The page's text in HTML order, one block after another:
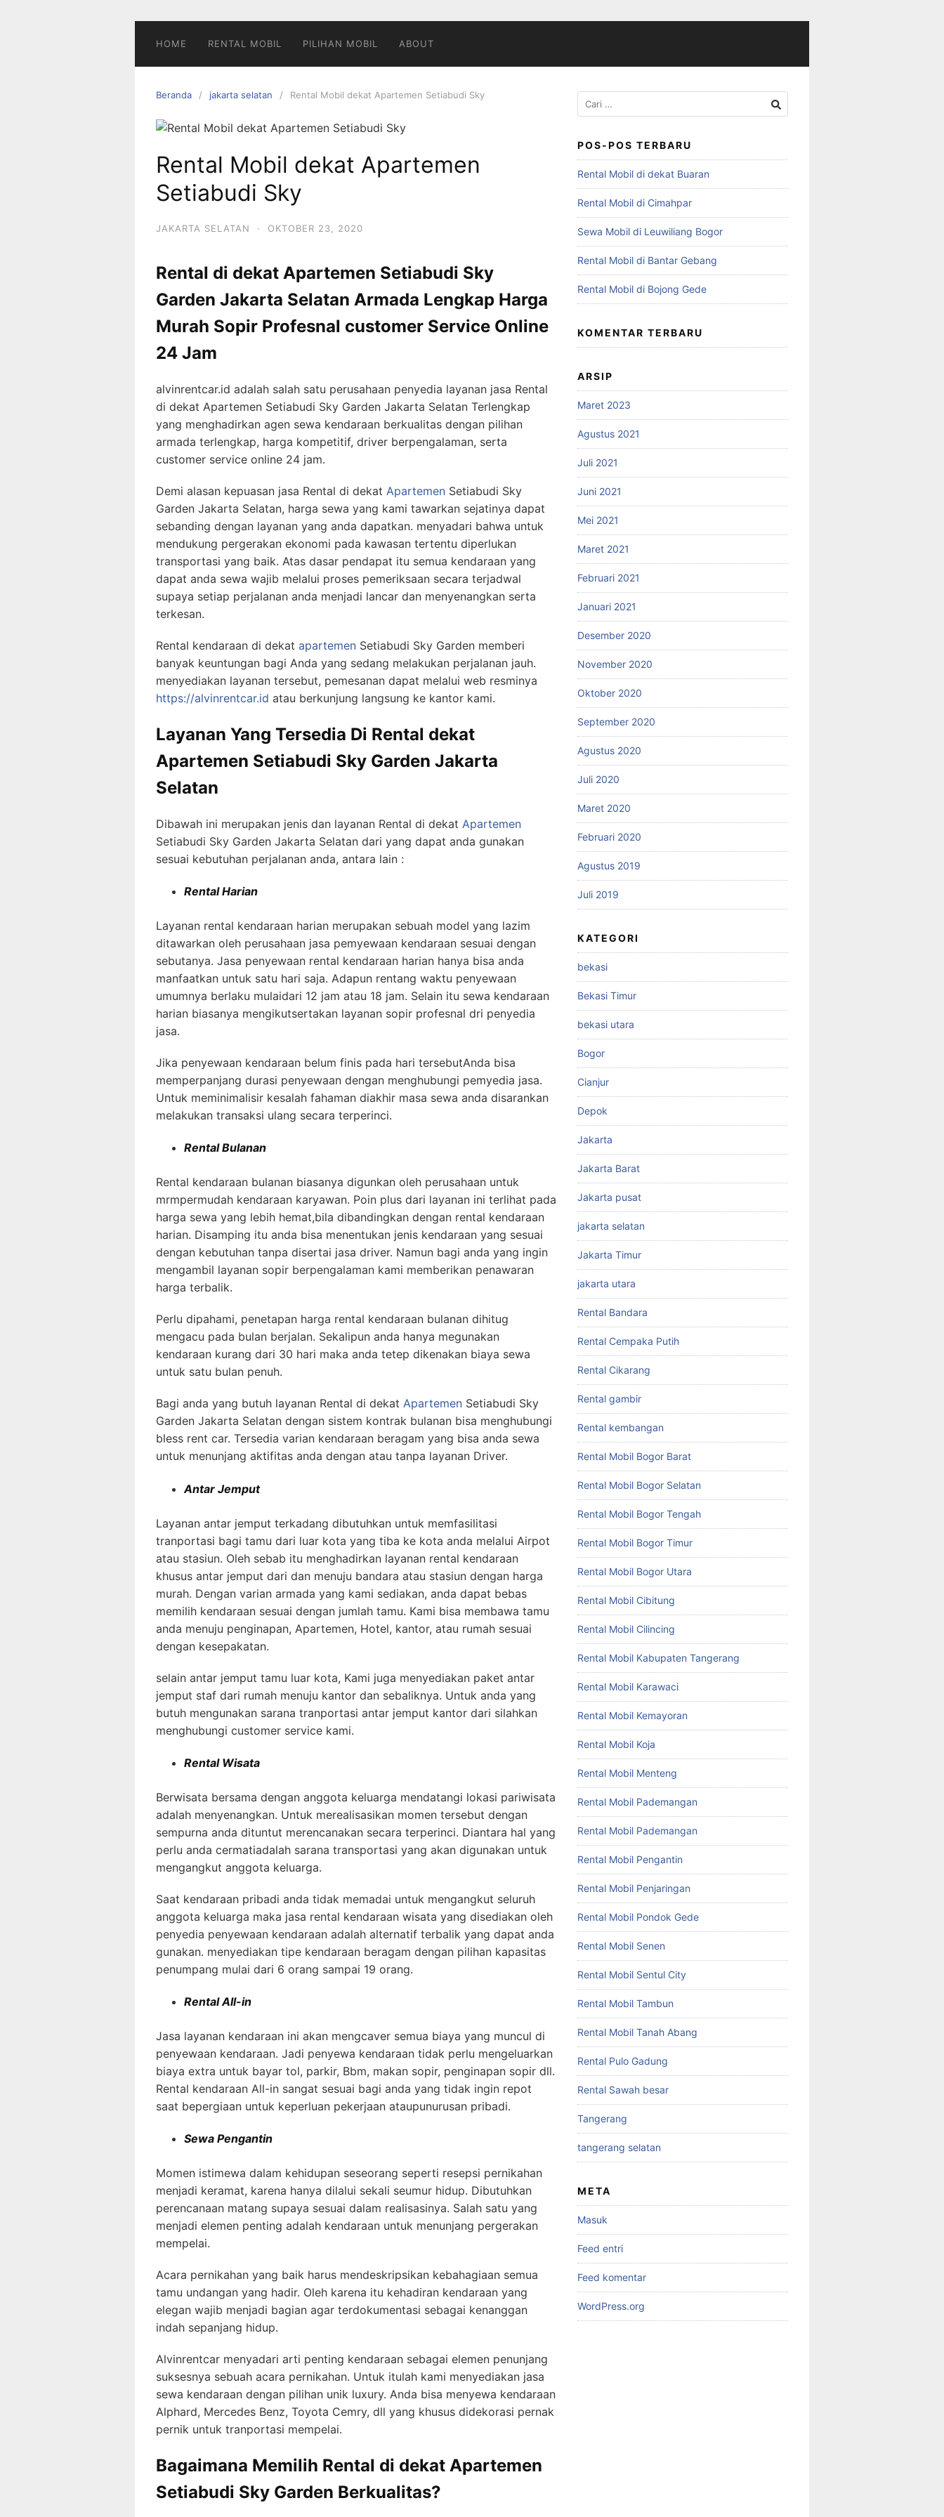
HOME RENTAL MOBIL PILIHAN MOBIL ABOUT
Beranda jakarta selatan Rental Mobil dekat Apartemen Setiabudi Sky
Rental Mobil dekat Apartemen
Setiabudi Sky
JAKARTA SELATAN · OKTOBER 23, 2020
Rental di dekat Apartemen Setiabudi Sky
Garden Jakarta Selatan Armada Lengkap Harga
Murah Sopir Profesnal customer Service Online
24 Jam
alvinrentcar.id adalah salah satu perusahaan penyedia layanan jasa Rental
di dekat Apartemen Setiabudi Sky Garden Jakarta Selatan Terlengkap
yang menghadirkan agen sewa kendaraan berkualitas dengan pilihan
armada terlengkap, harga kompetitif, driver berpengalaman, serta
customer service online 24 jam.
Demi alasan kepuasan jasa Rental di dekat Apartemen Setiabudi Sky
Garden Jakarta Selatan, harga sewa yang kami tawarkan sejatinya dapat
sebanding dengan layanan yang anda dapatkan. menyadari bahwa untuk
mendukung pergerakan ekonomi pada kawasan tertentu diperlukan
transportasi yang baik. Atas dasar pendapat itu semua kendaraan yang
dapat anda sewa wajib melalui proses pemeriksaan secara terjadwal
supaya setiap perjalanan anda menjadi lancar dan menyenangkan serta
terkesan.
Rental kendaraan di dekat apartemen Setiabudi Sky Garden memberi
banyak keuntungan bagi Anda yang sedang melakukan perjalanan jauh.
menyediakan layanan tersebut, pemesanan dapat melalui web resminya
https://alvinrentcar.id atau berkunjung langsung ke kantor kami.
Layanan Yang Tersedia Di Rental dekat
Apartemen Setiabudi Sky Garden Jakarta
Selatan
Dibawah ini merupakan jenis dan layanan Rental di dekat Apartemen
Setiabudi Sky Garden Jakarta Selatan dari yang dapat anda gunakan
sesuai kebutuhan perjalanan anda, antara lain :
Rental Harian
Layanan rental kendaraan harian merupakan sebuah model yang lazim
ditawarkan oleh perusahaan jasa pemyewaan kendaraan sesuai dengan
sebutanya. Jasa penyewaan rental kendaraan harian hanya bisa anda
manfaatkan untuk satu hari saja. Adapun rentang waktu penyewaan
umumnya berlaku mulaidari 12 jam atau 18 jam. Selain itu sewa kendaraan
harian biasanya mengikutsertakan layanan sopir profesnal dri penyedia
jasa.
Jika penyewaan kendaraan belum finis pada hari tersebutAnda bisa
memperpanjang durasi penyewaan dengan menghubungi pemyedia jasa.
Untuk meminimalisir kesalah fahaman diakhir masa sewa anda disarankan
melakukan transaksi ulang secara terperinci.
Rental Bulanan
Rental kendaraan bulanan biasanya digunkan oleh perusahaan untuk
mrmpermudah kendaraan karyawan. Poin plus dari layanan ini terlihat pada
harga sewa yang lebih hemat,bila dibandingkan dengan rental kendaraan
harian. Disamping itu anda bisa menentukan jenis kendaraan yang sesuai
dengan kebutuhan tanpa disertai jasa driver. Namun bagi anda yang ingin
mengambil layanan sopir berpengalaman kami memberikan penawaran
harga terbalik.
Perlu dipahami, penetapan harga rental kendaraan bulanan dihitug
mengacu pada bulan berjalan. Sekalipun anda hanya megunakan
kendaraan kurang dari 30 hari maka anda tetep dikenakan biaya sewa
untuk satu bulan penuh.
Bagi anda yang butuh layanan Rental di dekat Apartemen Setiabudi Sky
Garden Jakarta Selatan dengan sistem kontrak bulanan bisa menghubungi
bless rent car. Tersedia varian kendaraan beragam yang bisa anda sewa
untuk menunjang aktifitas anda dengan atau tanpa layanan Driver.
Antar Jemput
Layanan antar jemput terkadang dibutuhkan untuk memfasilitasi
tranportasi bagi tamu dari luar kota yang tiba ke kota anda melalui Airpot
atau stasiun. Oleh sebab itu menghadirkan layanan rental kendaraan
khusus antar jemput dari dan menuju bandara atau stasiun dengan harga
murah. Dengan varian armada yang kami sediakan, anda dapat bebas
memilih kendaraan sesuai dengan jumlah tamu. Kami bisa membawa tamu
anda menuju penginapan, Apartemen, Hotel, kantor, atau rumah sesuai
dengan kesepakatan.
selain antar jemput tamu luar kota, Kami juga menyediakan paket antar
jemput staf dari rumah menuju kantor dan sebaliknya. Untuk anda yang
butuh mengunakan sarana tranportasi antar jemput kantor dari silahkan
menghubungi customer service kami.
Rental Wisata
Berwisata bersama dengan anggota keluarga mendatangi lokasi pariwisata
adalah menyenangkan. Untuk merealisasikan momen tersebut dengan
sempurna anda dituntut merencanakan secara terperinci. Diantara hal yang
perlu anda cermatiadalah sarana transportasi yang akan digunakan untuk
mengangkut anggota keluarga.
Saat kendaraan pribadi anda tidak memadai untuk mengangkut seluruh
anggota keluarga maka jasa rental kendaraan wisata yang disediakan oleh
penyedia penyewaan kendaraan adalah alternatif terbalik yang dapat anda
gunakan. menyediakan tipe kendaraan beragam dengan pilihan kapasitas
penumpang mulai dari 6 orang sampai 19 orang.
Rental All-in
Jasa layanan kendaraan ini akan mengcaver semua biaya yang muncul di
penyewaan kendaraan. Jadi penyewa kendaraan tidak perlu mengeluarkan
biaya extra untuk bayar tol, parkir, Bbm, makan sopir, penginapan sopir dll.
Rental kendaraan All-in sangat sesuai bagi anda yang tidak ingin repot
saat bepergiaan untuk keperluan pekerjaan ataupunurusan pribadi.
Sewa Pengantin
Momen istimewa dalam kehidupan seseorang seperti resepsi pernikahan
menjadi keramat, karena hanya dilalui sekali seumur hidup. Dibutuhkan
perencanaan matang supaya sesuai dalam realisasinya. Salah satu yang
menjadi elemen penting adalah kendaraan untuk menunjang pergerakan
mempelai.
Acara pernikahan yang baik harus mendeskripsikan kebahagiaan semua
tamu undangan yang hadir. Oleh karena itu kehadiran kendaraan yang
elegan wajib menjadi bagian agar terdokumentasi sebagai kenanggan
indah sepanjang hidup.
Alvinrentcar menyadari arti penting kendaraan sebagai elemen penunjang
suksesnya sebuah acara pernikahan. Untuk itulah kami menyediakan jasa
sewa kendaraan dengan pilihan unik luxury. Anda bisa menyewa kendaraan
Alphard, Mercedes Benz, Toyota Cemry, dll yang khusus didekorasi pernak
pernik untuk tranportasi mempelai.
Bagaimana Memilih Rental di dekat Apartemen
Setiabudi Sky Garden Berkualitas?
Cari
untuk:
POS-POS TERBARU
Rental Mobil di dekat Buaran
Rental Mobil di Cimahpar
Sewa Mobil di Leuwiliang Bogor
Rental Mobil di Bantar Gebang
Rental Mobil di Bojong Gede
KOMENTAR TERBARU
ARSIP
Maret 2023
Agustus 2021
Juli 2021
Juni 2021
Mei 2021
Maret 2021
Februari 2021
Januari 2021
Desember 2020
November 2020
Oktober 2020
September 2020
Agustus 2020
Juli 2020
Maret 2020
Februari 2020
Agustus 2019
Juli 2019
KATEGORI
bekasi
Bekasi Timur
bekasi utara
Bogor
Cianjur
Depok
Jakarta
Jakarta Barat
Jakarta pusat
jakarta selatan
Jakarta Timur
jakarta utara
Rental Bandara
Rental Cempaka Putih
Rental Cikarang
Rental gambir
Rental kembangan
Rental Mobil Bogor Barat
Rental Mobil Bogor Selatan
Rental Mobil Bogor Tengah
Rental Mobil Bogor Timur
Rental Mobil Bogor Utara
Rental Mobil Cibitung
Rental Mobil Cilincing
Rental Mobil Kabupaten Tangerang
Rental Mobil Karawaci
Rental Mobil Kemayoran
Rental Mobil Koja
Rental Mobil Menteng
Rental Mobil Pademangan
Rental Mobil Pademangan
Rental Mobil Pengantin
Rental Mobil Penjaringan
Rental Mobil Pondok Gede
Rental Mobil Senen
Rental Mobil Sentul City
Rental Mobil Tambun
Rental Mobil Tanah Abang
Rental Pulo Gadung
Rental Sawah besar
Tangerang
tangerang selatan
META
Masuk
Feed entri
Feed komentar
WordPress.org